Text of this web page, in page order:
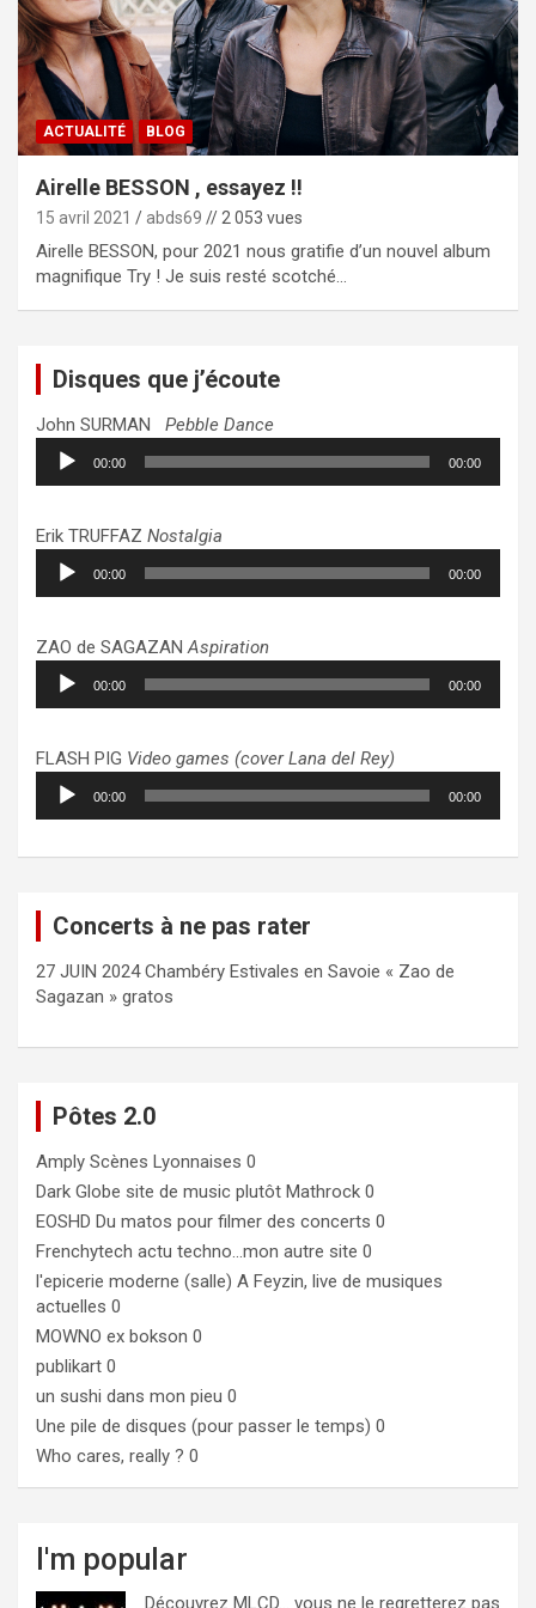
ACTUALITÉ BLOG
Airelle BESSON , essayez !!
15 avril 2021 abds69 // 2 053 vues
Airelle BESSON, pour 2021 nous gratifie d’un nouvel album
magnifique Try ! Je suis resté scotché…
Disques que j’écoute
John SURMAN Pebble Dance
Lecteur
audio
00:00 00:00
Erik TRUFFAZ Nostalgia
Lecteur
audio
00:00 00:00
ZAO de SAGAZANAspiration
Lecteur
audio
00:00 00:00
FLASH PIG Video games (cover Lana del Rey)
Lecteur
audio
00:00 00:00
Concerts à ne pas rater
27 JUIN 2024 Chambéry Estivales en Savoie « Zao de
Sagazan » gratos
Pôtes 2.0
Amply Scènes Lyonnaises 0
Dark Globe site de music plutôt Mathrock 0
EOSHD Du matos pour filmer des concerts 0
Frenchytech actu techno…mon autre site 0
l'epicerie moderne (salle) A Feyzin, live de musiques
actuelles 0
MOWNO ex bokson 0
publikart 0
un sushi dans mon pieu 0
Une pile de disques (pour passer le temps) 0
Who cares, really ? 0
I'm popular
Découvrez MLCD… vous ne le regretterez pas